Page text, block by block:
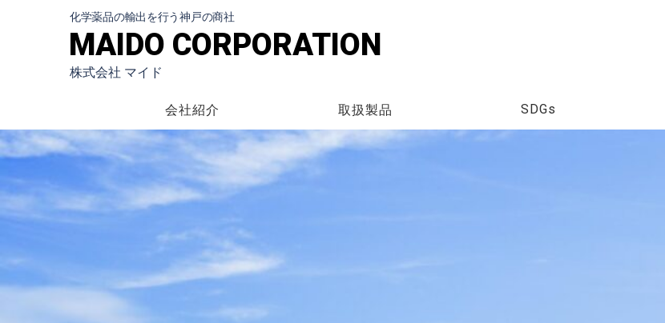
化学薬品の輸出を行う神戸の商社
MAIDO CORPORATION
株式会社 マイド
会社紹介 取扱製品 SDGs